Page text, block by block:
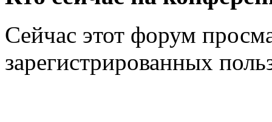
Сейчас этот форум
зарегистрированных